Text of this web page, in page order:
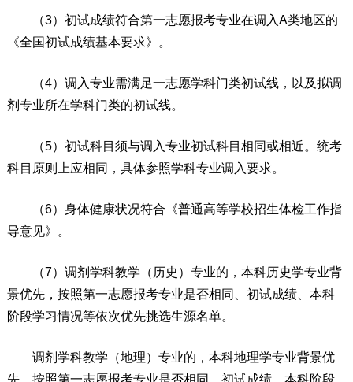
（3）初试成绩符合第一志愿报考专业在调入A类地区的
《全国初试成绩基本要求》。
（4）调入专业需满足一志愿学科门类初试线，以及拟调
剂专业所在学科门类的初试线。
（5）初试科目须与调入专业初试科目相同或相近。统考
科目原则上应相同，具体参照学科专业调入要求。
（6）身体健康状况符合《普通高等学校招生体检工作指
导意见》。
（7）调剂学科教学（历史）专业的，本科历史学专业背
景优先，按照第一志愿报考专业是否相同、初试成绩、本科
阶段学习情况等依次优先挑选生源名单。
调剂学科教学（地理）专业的，本科地理学专业背景优
先，按照第一志愿报考专业是否相同、初试成绩、本科阶段